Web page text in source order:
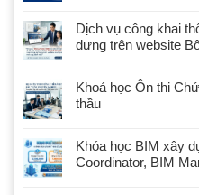
Dịch vụ công khai
dựng trên website
Khoá học Ôn thi
thầu
Khóa học BIM xây
Coordinator, BIM